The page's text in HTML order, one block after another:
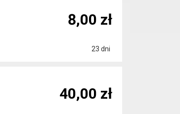
23 dni
8,00 zł
40,00 zł